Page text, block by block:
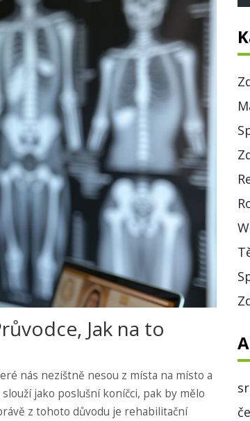
Jak na to
nás nezištně nesou z místa na místo a
jako poslušní koníčci, pak by mělo
z tohoto důvodu je rehabilitační